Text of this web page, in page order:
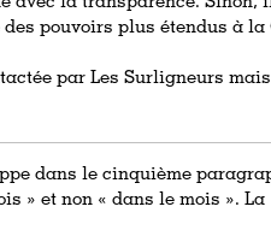
pouvoirs plus étendus à la
par Les Surligneurs mais
dans le cinquième
» et non « dans le mois ». La